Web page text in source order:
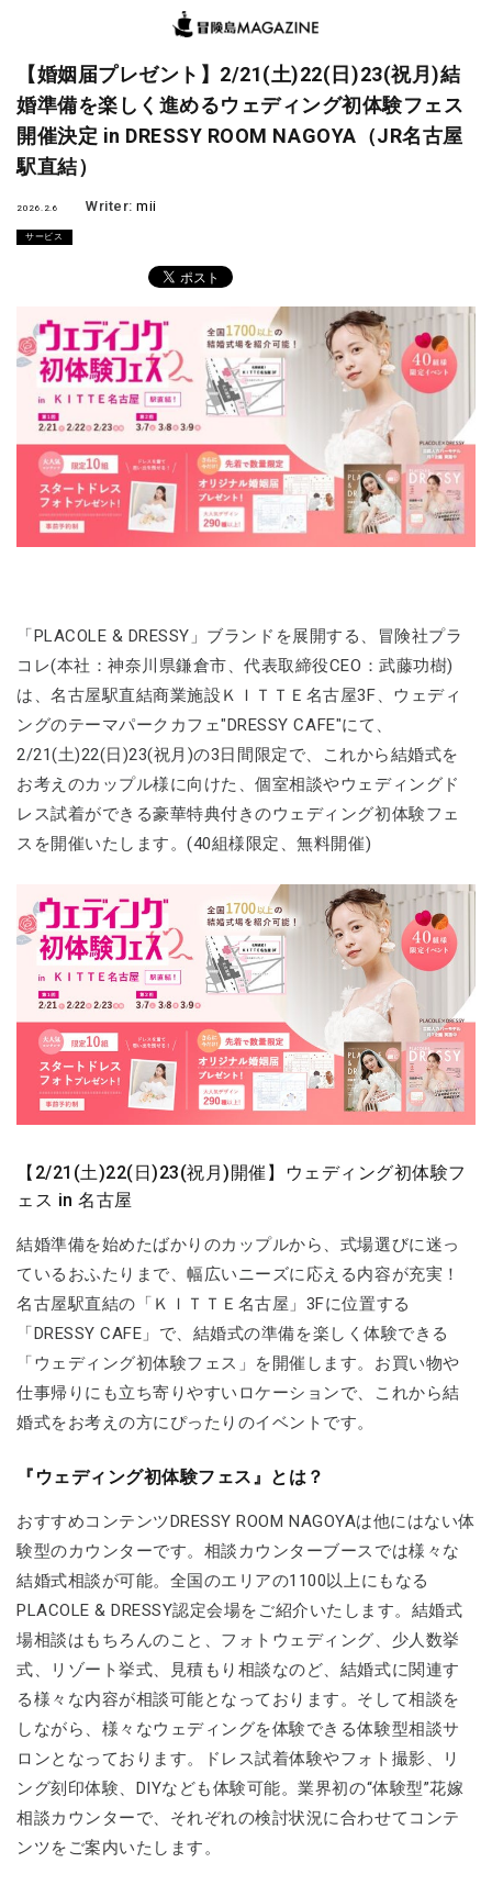
【婚姻届プレゼント】2/21(土)22(日)23(祝月)結
婚準備を楽しく進めるウェディング初体験フェス
開催決定 in DRESSY ROOM NAGOYA（JR名古屋
駅直結）
2026.2.6 Writer:mii
サービス
「PLACOLE & DRESSY」ブランドを展開する、冒険社プラ
コレ(本社：神奈川県鎌倉市、代表取締役CEO：武藤功樹)
は、名古屋駅直結商業施設ＫＩＴＴＥ名古屋3F、ウェディ
ングのテーマパークカフェ"DRESSY CAFE"にて、
2/21(土)22(日)23(祝月)の3日間限定で、これから結婚式を
お考えのカップル様に向けた、個室相談やウェディングド
レス試着ができる豪華特典付きのウェディング初体験フェ
スを開催いたします。(40組様限定、無料開催)
【2/21(土)22(日)23(祝月)開催】ウェディング初体験フ
ェス in 名古屋
結婚準備を始めたばかりのカップルから、式場選びに迷っ
ているおふたりまで、幅広いニーズに応える内容が充実！
名古屋駅直結の「ＫＩＴＴＥ名古屋」3Fに位置する
「DRESSY CAFE」で、結婚式の準備を楽しく体験できる
「ウェディング初体験フェス」を開催します。お買い物や
仕事帰りにも立ち寄りやすいロケーションで、これから結
婚式をお考えの方にぴったりのイベントです。
『ウェディング初体験フェス』とは？
おすすめコンテンツDRESSY ROOM NAGOYAは他にはない体
験型のカウンターです。相談カウンターブースでは様々な
結婚式相談が可能。全国のエリアの1100以上にもなる
PLACOLE & DRESSY認定会場をご紹介いたします。結婚式
場相談はもちろんのこと、フォトウェディング、少人数挙
式、リゾート挙式、見積もり相談なのど、結婚式に関連す
る様々な内容が相談可能となっております。そして相談を
しながら、様々なウェディングを体験できる体験型相談サ
ロンとなっております。ドレス試着体験やフォト撮影、リ
ング刻印体験、DIYなども体験可能。業界初の“体験型”花嫁
相談カウンターで、それぞれの検討状況に合わせてコンテ
ンツをご案内いたします。